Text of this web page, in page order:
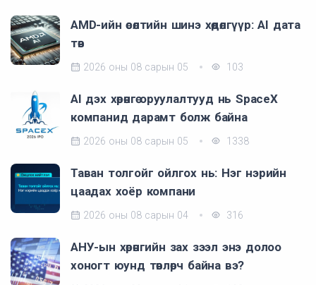
AMD-ийн өсөлтийн шинэ хөдөлгүүр: AI дата
төв
2026 оны 08 сарын 05 103
AI дэх хөрөнгө оруулалтууд нь SpaceX
компанид дарамт болж байна
2026 оны 08 сарын 05 1338
Таван толгойг ойлгох нь: Нэг нэрийн
цаадах хоёр компани
2026 оны 08 сарын 04 316
АНУ-ын хөрөнгийн зах зээл энэ долоо
хоногт юунд төвлөрч байна вэ?